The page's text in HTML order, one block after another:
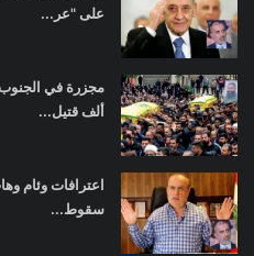
على "عر...
ألف قتيل...
اعترافات وئام
سقوط...